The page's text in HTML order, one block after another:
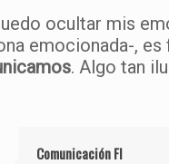
ocultar mis
emocionada-,
. Algo tan
Comunicación FI